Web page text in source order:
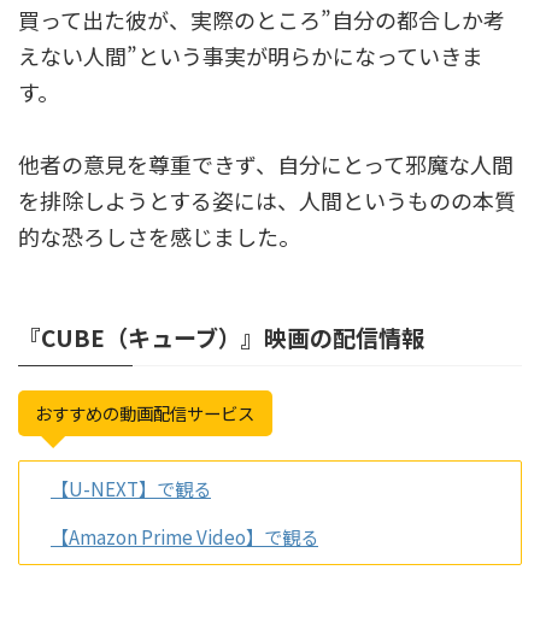
買って出た彼が、実際のところ”自分の都合しか考
えない人間”という事実が明らかになっていきま
す。
他者の意見を尊重できず、自分にとって邪魔な人間
を排除しようとする姿には、人間というものの本質
的な恐ろしさを感じました。
『CUBE（キューブ）』映画の配信情報
おすすめの動画配信サービス
【U-NEXT】で観る
【Amazon Prime Video】で観る